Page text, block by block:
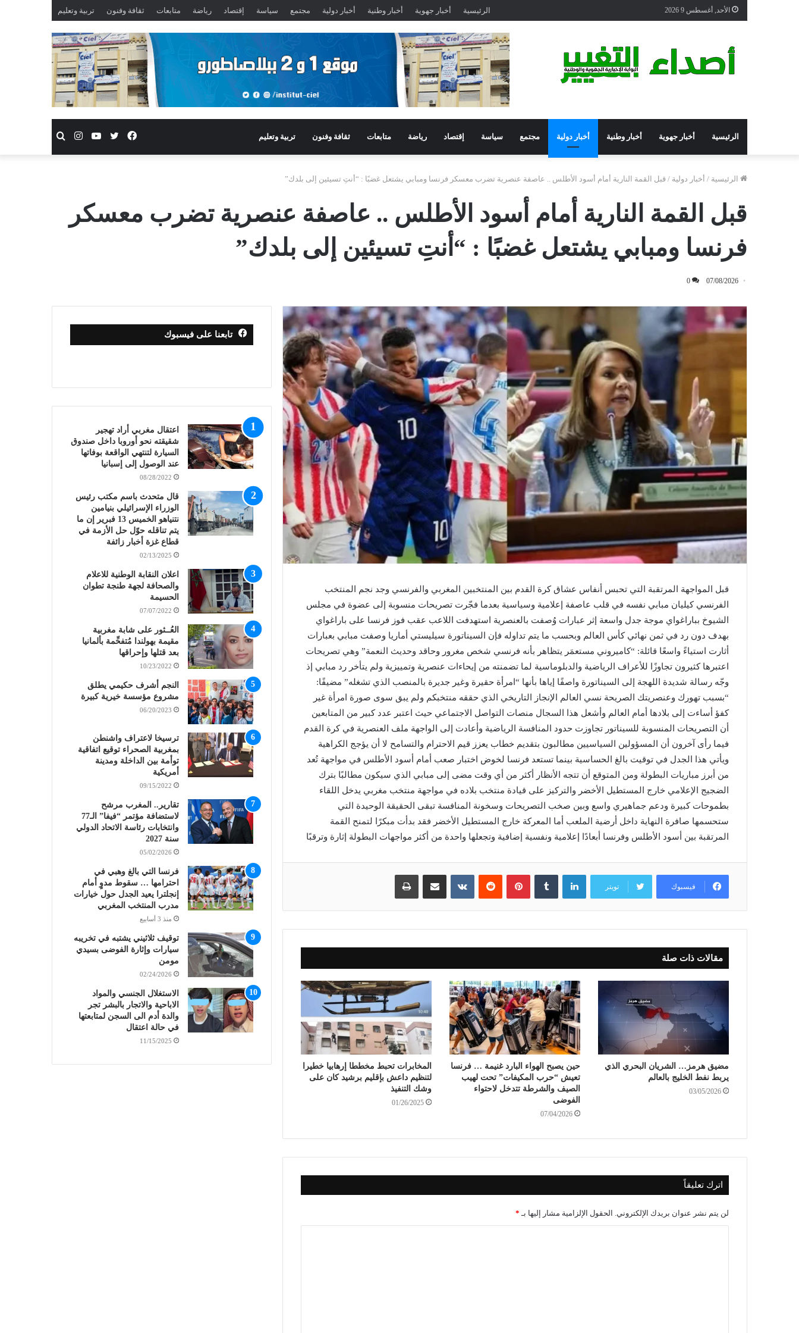
الأحد, أغسطس 9 2026 الرئيسية أخبار جهوية أخبار وطنية أخبار دولية مجتمع سياسة إقتصاد رياضة متابعات ثقافة وفنون تربية وتعليم
الرئيسية أخبار جهوية أخبار وطنية أخبار دولية مجتمع سياسة إقتصاد رياضة متابعات ثقافة وفنون تربية وتعليم بحث
انستقراميوتيوبتويتر
فيسبوك
الرئيسية / أخبار دولية / قبل القمة النارية أمام أسود الأطلس .. عاصفة عنصرية تضرب معسكر فرنسا ومبابي يشتعل غضبًا : “أنتِ تسيئين إلى بلدك”
قبل القمة النارية أمام أسود الأطلس .. عاصفة عنصرية تضرب معسكر
فرنسا ومبابي يشتعل غضبًا : “أنتِ تسيئين إلى بلدك”
07/08/2026
0
قبل المواجهة المرتقبة التي تحبس أنفاس عشاق كرة القدم بين المنتخبين المغربي والفرنسي وجد نجم المنتخب
الفرنسي كيليان مبابي نفسه في قلب عاصفة إعلامية وسياسية بعدما فجّرت تصريحات منسوبة إلى عضوة في مجلس
الشيوخ بباراغواي موجة جدل واسعة إثر عبارات وُصفت بالعنصرية استهدفت اللاعب عقب فوز فرنسا على باراغواي
بهدف دون رد في ثمن نهائي كأس العالم وبحسب ما يتم تداوله فإن السيناتورة سيليستي أماريا وصفت مبابي بعبارات
أثارت استياءً واسعًا قائلة: “كاميروني مستعمَر يتظاهر بأنه فرنسي شخص مغرور وحاقد وحديث النعمة” وهي تصريحات
اعتبرها كثيرون تجاوزًا للأعراف الرياضية والدبلوماسية لما تضمنته من إيحاءات عنصرية وتمييزية ولم يتأخر رد مبابي إذ
وجّه رسالة شديدة اللهجة إلى السيناتورة واصفًا إياها بأنها “امرأة حقيرة وغير جديرة بالمنصب الذي تشغله” مضيفًا:
“بسبب تهورك وعنصريتك الصريحة نسي العالم الإنجاز التاريخي الذي حققه منتخبكم ولم يبق سوى صورة امرأة غير
كفؤ أساءت إلى بلادها أمام العالم وأشعل هذا السجال منصات التواصل الاجتماعي حيث اعتبر عدد كبير من المتابعين
أن التصريحات المنسوبة للسيناتور تجاوزت حدود المنافسة الرياضية وأعادت إلى الواجهة ملف العنصرية في كرة القدم
فيما رأى آخرون أن المسؤولين السياسيين مطالبون بتقديم خطاب يعزز قيم الاحترام والتسامح لا أن يؤجج الكراهية
ويأتي هذا الجدل في توقيت بالغ الحساسية بينما تستعد فرنسا لخوض اختبار صعب أمام أسود الأطلس في مواجهة تُعد
من أبرز مباريات البطولة ومن المتوقع أن تتجه الأنظار أكثر من أي وقت مضى إلى مبابي الذي سيكون مطالبًا بترك
الضجيج الإعلامي خارج المستطيل الأخضر والتركيز على قيادة منتخب بلاده في مواجهة منتخب مغربي يدخل اللقاء
بطموحات كبيرة ودعم جماهيري واسع وبين صخب التصريحات وسخونة المنافسة تبقى الحقيقة الوحيدة التي
ستحسمها صافرة النهاية داخل أرضية الملعب أما المعركة خارج المستطيل الأخضر فقد بدأت مبكرًا لتمنح القمة
المرتقبة بين أسود الأطلس وفرنسا أبعادًا إعلامية ونفسية إضافية وتجعلها واحدة من أكثر مواجهات البطولة إثارة وترقبًا
فيسبوك تويتر
لينكدإن بينتيريست مشاركة عبر البريد طباعة
مقالات ذات صلة
مضيق هرمز… الشريان البحري الذي
يربط نفط الخليج بالعالم
03/05/2026
حين يصبح الهواء البارد غنيمة … فرنسا
تعيش “حرب المكيفات” تحت لهيب
الصيف والشرطة تتدخل لاحتواء
الفوضى
07/04/2026
المخابرات تحبط مخططا إرهابيا خطيرا
لتنظيم داعش بإقليم برشيد كان على
وشك التنفيذ
01/26/2025
اترك تعليقاً
لن يتم نشر عنوان بريدك الإلكتروني. الحقول الإلزامية مشار إليها بـ *
تابعنا على فيسبوك
اعتقال مغربي أراد تهجير
شقيقته نحو أوروبا داخل صندوق
السيارة لتنتهي الواقعة بوفاتها
عند الوصول إلى إسبانيا
08/28/2022
قال متحدث باسم مكتب رئيس
الوزراء الإسرائيلي بنيامين
نتنياهو الخميس 13 فبرير إن ما
يتم تناقله حوّل حل الأزمة في
قطاع غزة أخبار زائفة
02/13/2025
اعلان النقابة الوطنية للاعلام
والصحافة لجهة طنجة تطوان
الحسيمة
07/07/2022
العُــثور على شابة مغربية
مقيمة بهولندا مُتفحِّمة بألمانيا
بعد قتلها وإحراقها
10/23/2022
النجم أشرف حكيمي يطلق
مشروع مؤسسة خيرية كبيرة
06/20/2023
ترسيخا لاعتراف واشنطن
بمغربية الصحراء توقيع اتفاقية
توأمة بين الداخلة ومدينة
أمريكية
09/15/2022
تقارير.. المغرب مرشح
لاستضافة مؤتمر “فيفا” الـ77
وانتخابات رئاسة الاتحاد الدولي
سنة 2027
05/02/2026
فرنسا التي بالغ وهبي في
احترامها … سقوط مدوٍ أمام
إنجلترا يعيد الجدل حول خيارات
مدرب المنتخب المغربي
منذ 3 أسابيع
توقيف ثلاثيني يشتبه في تخريبه
سيارات وإثارة الفوضى بسيدي
مومن
02/24/2026
الاستغلال الجنسي والمواد
الاباحية والاتجار بالبشر تجر
والدة أدم الى السجن لمتابعتها
في حالة اعتقال
11/15/2025